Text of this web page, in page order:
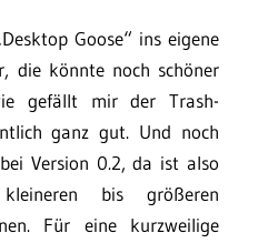
Goose“ ins eigene
die könnte noch schöner
gefällt mir der Trash-
ganz gut. Und noch
Version 0.2, da ist also
bis größeren
Für eine kurzweilige